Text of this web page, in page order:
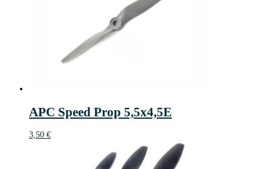
APC Speed Prop 5,5x4,5E
3,50 €